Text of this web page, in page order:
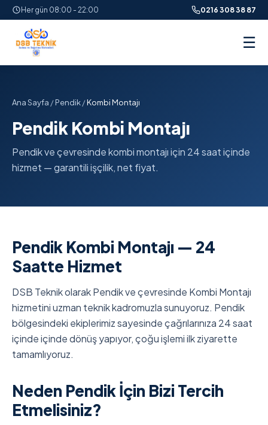
Her gün 08:00 - 22:00 0216 308 38 87
☰
Ana Sayfa /Pendik/Kombi Montajı
Pendik Kombi Montajı
Pendik ve çevresinde kombi montajı için 24 saat içinde
hizmet — garantili işçilik, net fiyat.
Pendik Kombi Montajı — 24
Saatte Hizmet
DSB Teknik olarak Pendik ve çevresinde Kombi Montajı
hizmetini uzman teknik kadromuzla sunuyoruz. Pendik
bölgesindeki ekiplerimiz sayesinde çağrılarınıza 24 saat
içinde içinde dönüş yapıyor, çoğu işlemi ilk ziyarette
tamamlıyoruz.
Neden Pendik İçin Bizi Tercih
Etmelisiniz?